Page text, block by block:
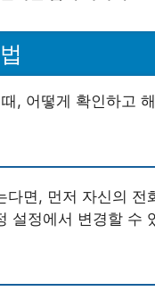
, 어떻게 확인하고
다면, 먼저 자신의
설정에서 변경할 수